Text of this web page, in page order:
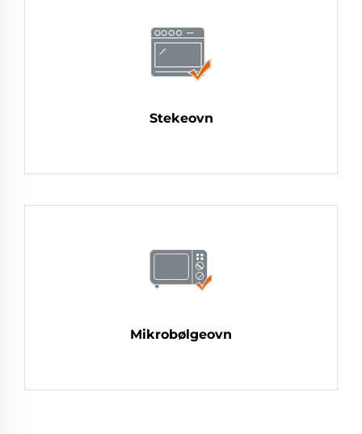
Stekeovn
Mikrobølgeovn